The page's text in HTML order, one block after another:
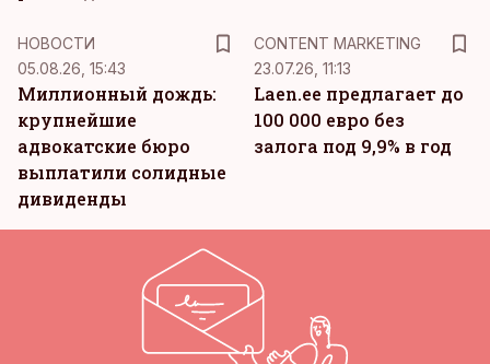
НОВОСТИ
05.08.26, 15:43
Миллионный дождь:
крупнейшие
адвокатские бюро
выплатили солидные
дивиденды
CONTENT MARKETING
23.07.26, 11:13
Laen.ee предлагает до
100 000 евро без
залога под 9,9% в год